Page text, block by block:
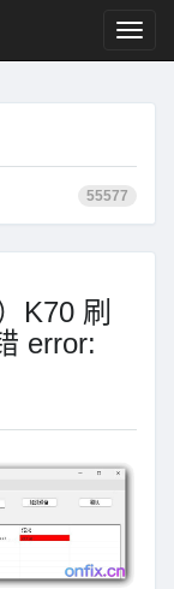
55577
K70 刷
error: